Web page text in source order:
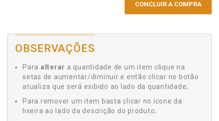
CONCLUIR A COMPRA
OBSERVAÇÕES
Para alterar a quantidade de um item clique na
setas de aumentar/diminuir e então clicar no botão
atualiza que será exibido ao lado da quantidade;
Para remover um item basta clicar no ícone da
lixeira ao lado da descrição do produto;